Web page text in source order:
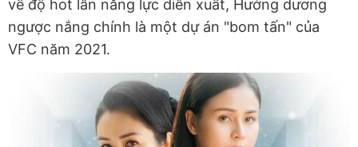
về độ hot lẫn năng lực diễn xuất, Hướng dương
ngược nắng chính là một dự án "bom tấn" của
VFC năm 2021.